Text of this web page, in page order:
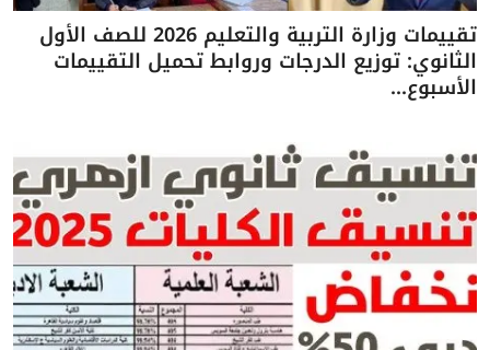
تقييمات وزارة التربية والتعليم 2026 للصف الأول
الثانوي: توزيع الدرجات وروابط تحميل التقييمات
الأسبوع...